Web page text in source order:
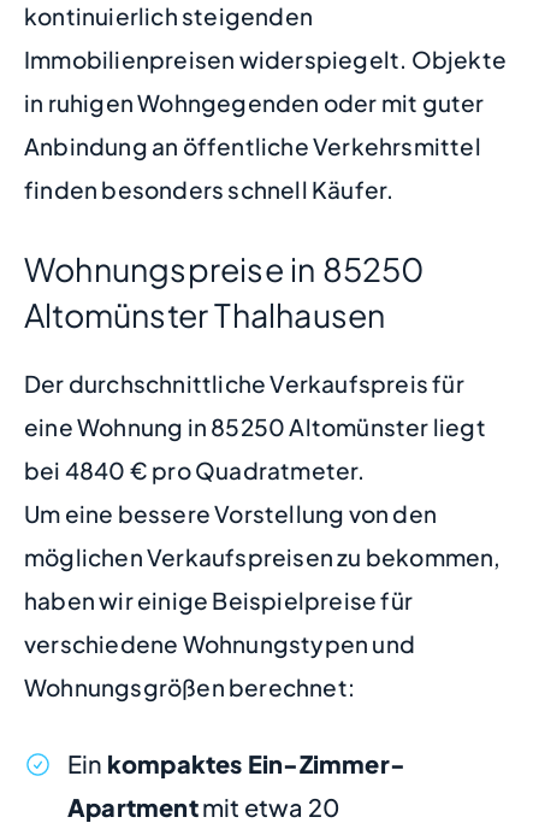
kontinuierlich steigenden
Immobilienpreisen widerspiegelt. Objekte
in ruhigen Wohngegenden oder mit guter
Anbindung an öffentliche Verkehrsmittel
finden besonders schnell Käufer.
Wohnungspreise in 85250
Altomünster Thalhausen
Der durchschnittliche Verkaufspreis für
eine Wohnung in 85250 Altomünster liegt
bei 4840 € pro Quadratmeter.
Um eine bessere Vorstellung von den
möglichen Verkaufspreisen zu bekommen,
haben wir einige Beispielpreise für
verschiedene Wohnungstypen und
Wohnungsgrößen berechnet:
Ein kompaktes Ein-Zimmer-
Apartmentmit etwa 20